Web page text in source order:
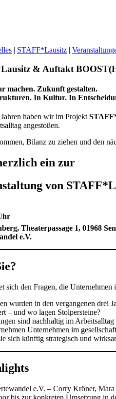
| STAFF*Lausitz |
& Auftakt
machen. Zukunft gestalten.
In Kultur. In
haben wir im Projekt
angestoßen.
Bilanz zu ziehen und den
ein zur
von
Theaterpassage 1, 01968
e.V.
sich den Fragen, die Unternehmen
wurden in den vergangenen drei
– und wo lagen Stolpersteine?
sind nachhaltig im Arbeitsalltag
Unternehmen im
sich künftig strategisch und
e.V. – Corry Kröner,
bis zur konkreten Umsetzung in